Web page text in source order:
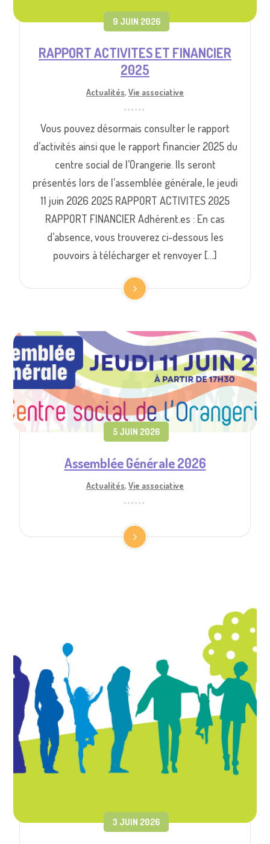
9 JUIN 2026
RAPPORT ACTIVITES ET FINANCIER
2025
Actualités, Vie associative
Vous pouvez désormais consulter le rapport
d’activités ainsi que le rapport financier 2025 du
centre social de l’Orangerie. Ils seront
présentés lors de l’assemblée générale, le jeudi
11 juin 2026 2025 RAPPORT ACTIVITES 2025
RAPPORT FINANCIER Adhérent.es : En cas
d’absence, vous trouverez ci-dessous les
pouvoirs à télécharger et renvoyer […]
5 JUIN 2026
Assemblée Générale 2026
Actualités, Vie associative
3 JUIN 2026